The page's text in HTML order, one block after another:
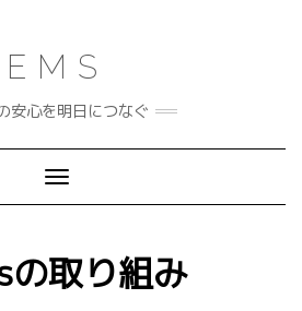
EMS
安心を明日につなぐ
Toggle Navigation
の取り組み